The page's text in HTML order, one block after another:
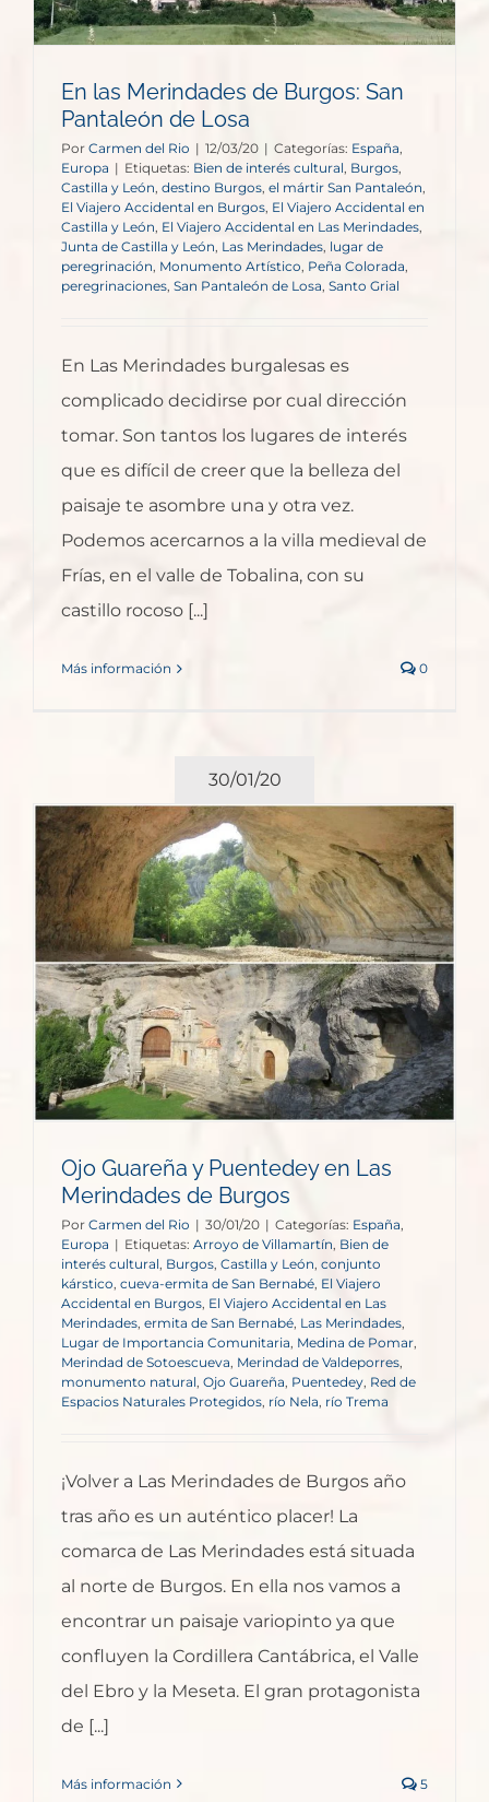
En las Merindades de Burgos: San
Pantaleón de Losa
Por Carmen del Rio | 12/03/20 | Categorías: España,
Europa | Etiquetas: Bien de interés cultural, Burgos,
Castilla y León, destino Burgos, el mártir San Pantaleón,
El Viajero Accidental en Burgos, El Viajero Accidental en
Castilla y León, El Viajero Accidental en Las Merindades,
Junta de Castilla y León, Las Merindades, lugar de
peregrinación, Monumento Artístico, Peña Colorada,
peregrinaciones, San Pantaleón de Losa, Santo Grial
En Las Merindades burgalesas es
complicado decidirse por cual dirección
tomar. Son tantos los lugares de interés
que es difícil de creer que la belleza del
paisaje te asombre una y otra vez.
Podemos acercarnos a la villa medieval de
Frías, en el valle de Tobalina, con su
castillo rocoso [...]
Más información 0
30/01/20
Ojo Guareña y Puentedey en Las
Merindades de Burgos
Por Carmen del Rio | 30/01/20 | Categorías: España
Europa | Etiquetas: Arroyo de Villamartín, Bien de
interés cultural Burgos Castilla y León conjunto
kárstico cueva-ermita de San Bernabé El Viajero
Accidental en Burgos El Viajero Accidental en Las
Merindades ermita de San Bernabé Las Merindades
Lugar de Importancia Comunitaria, Medina de Pomar
Merindad de Sotoescueva Merindad de Valdeporres
monumento natural, Ojo Guareña Puentedey Red de
Espacios Naturales Protegidos río Nela río Trema
¡Volver a Las Merindades de Burgos año
tras año es un auténtico placer! La
comarca de Las Merindades está situada
al norte de Burgos. En ella nos vamos a
encontrar un paisaje variopinto ya que
confluyen la Cordillera Cantábrica, el Valle
del Ebro y la Meseta. El gran protagonista
de [...]
Más información 5